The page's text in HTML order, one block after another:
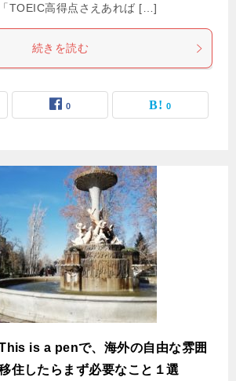
TOEIC高得点さえあれば […]
続きを読む
0 0
is a penで、海外の自由な雰囲
住したらまず必要なこと１選